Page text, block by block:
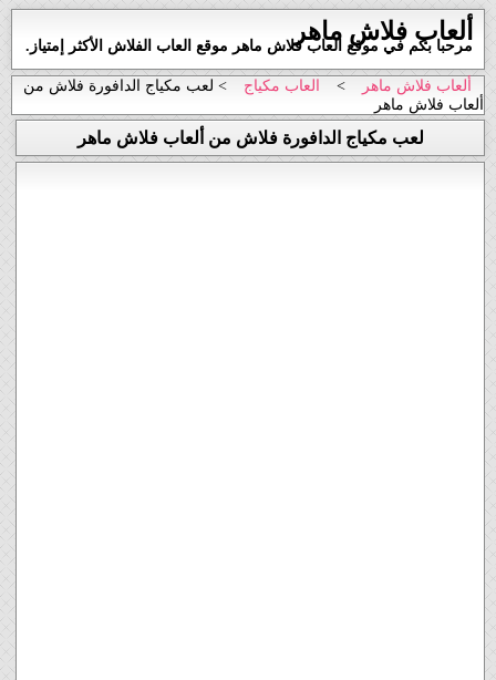
ألعاب فلاش ماهر
مرحبا بكم في موقع العاب فلاش ماهر موقع العاب الفلاش الأكثر إمتياز.
ألعاب فلاش ماهر > العاب مكياج
> لعب مكياج الدافورة فلاش من
ألعاب فلاش ماهر
لعب مكياج الدافورة فلاش من ألعاب فلاش ماهر